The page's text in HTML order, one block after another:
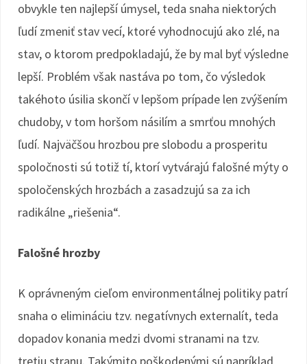
obvykle ten najlepší úmysel, teda snaha niektorých
ľudí zmeniť stav vecí, ktoré vyhodnocujú ako zlé, na
stav, o ktorom predpokladajú, že by mal byť výsledne
lepší. Problém však nastáva po tom, čo výsledok
takéhoto úsilia skončí v lepšom prípade len zvýšením
chudoby, v tom horšom násilím a smrťou mnohých
ľudí. Najväčšou hrozbou pre slobodu a prosperitu
spoločnosti sú totiž tí, ktorí vytvárajú falošné mýty o
spoločenských hrozbách a zasadzujú sa za ich
radikálne „riešenia“.
Falošné hrozby
K oprávneným cieľom environmentálnej politiky patrí
snaha o elimináciu tzv. negatívnych externalít, teda
dopadov konania medzi dvomi stranami na tzv.